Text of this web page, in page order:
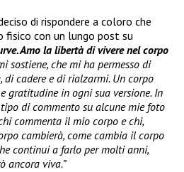
di rispondere a coloro che
fisico con un lungo post su
Amo la libertà di vivere nel corpo
sostiene, che mi ha permesso di
di cadere e di rialzarmi. Un corpo
gratitudine in ogni sua versione. In
di commento su alcune mie foto
commenta il mio corpo e chi,
cambierà, come cambia il corpo
continui a farlo per molti anni,
ancora viva.”